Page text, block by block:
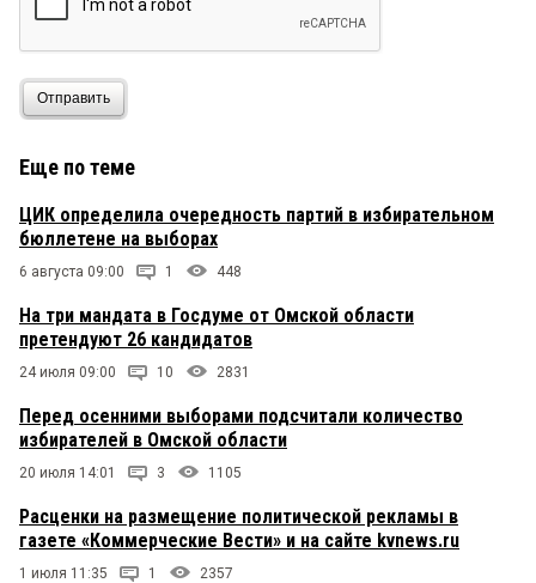
Отправить
Еще по теме
ЦИК определила очередность партий в избирательном
бюллетене на выборах
6 августа 09:00 1 448
На три мандата в Госдуме от Омской области
претендуют 26 кандидатов
24 июля 09:00 10 2831
Перед осенними выборами подсчитали количество
избирателей в Омской области
20 июля 14:01 3 1105
Расценки на размещение политической рекламы в
газете «Коммерческие Вести» и на сайте kvnews.ru
1 июля 11:35 1 2357